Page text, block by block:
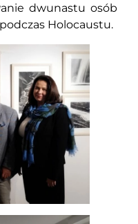
dwunastu osób
Holocaustu.